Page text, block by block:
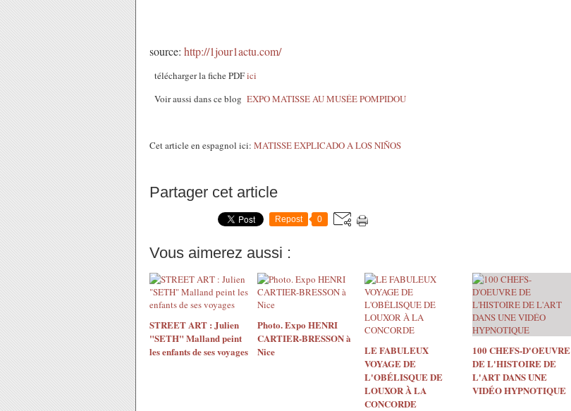
source: http://1jour1actu.com/
télécharger la fiche PDFici
Voir aussi dans ce blog EXPO MATISSE AU MUSÉE POMPIDOU
Cet article en espagnol ici: MATISSE EXPLICADO A LOS NIÑOS
Partager cet article
Repost 0
Vous aimerez aussi :
STREET ART : Julien
"SETH" Malland peint
les enfants de ses voyages
Photo. Expo HENRI
CARTIER-BRESSON à
Nice
LE FABULEUX
VOYAGE DE
L'OBÉLISQUE DE
LOUXOR À LA
CONCORDE
100 CHEFS-D'OEUVRE
DE L'HISTOIRE DE
L'ART DANS UNE
VIDÉO HYPNOTIQUE